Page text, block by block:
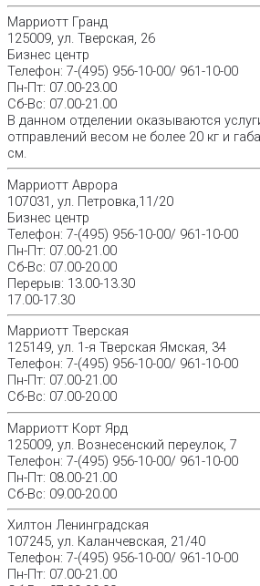
Марриотт Гранд
125009, ул. Тверская, 26
Бизнес центр
Телефон: 7-(495) 956-10-00/ 961-10-00
Пн-Пт: 07.00-23.00
Сб-Вс: 07.00-21.00
В данном отделении оказываются
отправлений весом не более 20 кг и
см.
Марриотт Аврора
107031, ул. Петровка,11/20
Бизнес центр
Телефон: 7-(495) 956-10-00/ 961-10-00
Пн-Пт: 07.00-21.00
Сб-Вс: 07.00-20.00
Перерыв: 13.00-13.30
17.00-17.30
Марриотт Тверская
125149, ул. 1-я Тверская Ямская, 34
Телефон: 7-(495) 956-10-00/ 961-10-00
Пн-Пт: 07.00-21.00
Сб-Вс: 07.00-20.00
Марриотт Корт Ярд
125009, ул. Вознесенский переулок, 7
Телефон: 7-(495) 956-10-00/ 961-10-00
Пн-Пт: 08.00-21.00
Сб-Вс: 09.00-20.00
Хилтон Ленинградская
107245, ул. Каланчевская, 21/40
Телефон: 7-(495) 956-10-00/ 961-10-00
Пн-Пт: 07.00-21.00